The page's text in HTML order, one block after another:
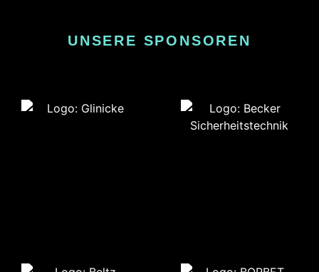
UNSERE SPONSOREN